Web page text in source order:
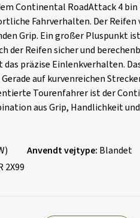
Continental RoadAttack 4
Fahrverhalten. Der
Grip. Ein großer Pluspunkt
Reifen sicher und
präzise Einlenkverhalten.
auf kurvenreichen
Tourenfahrer ist der
aus Grip, Handlichkeit
Anvendt vejtype: Blandet
2X99